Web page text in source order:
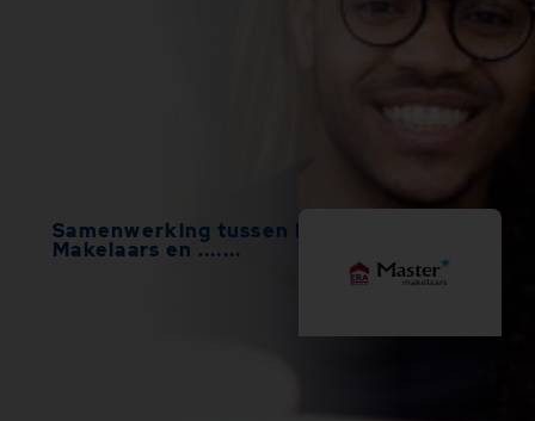
Samenwerking tussen ERA Master
Makelaars en .......